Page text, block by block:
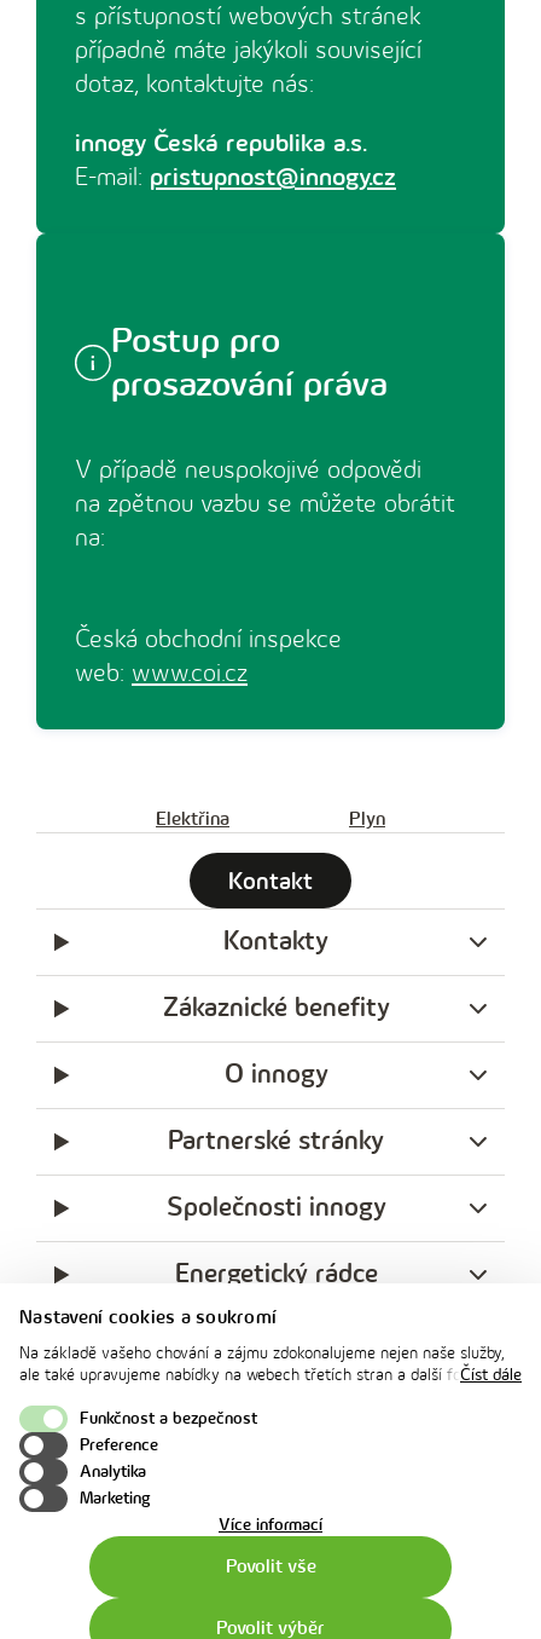
Nastavení cookies a soukromí
Na základě vašeho chování a zájmu zdokonalujeme nejen naše služby,
ale také upravujeme nabídky na webech třetích stran a další formy
souhlasu. Svoje nastavení můžete kdykoliv změnit v zápatí stránky v
„Nastavení soukromí". Více informací o tom, jak se soubory cookies a
osobními údaji pracujeme, včetně možností uplatnění vašich práv,
naleznete na webové stránce v sekci
Číst dále
Funkčnost a bezpečnost
Preference
Analytika
Marketing
Více informacío
Povolit vše
Povolit výběr
s přístupností webových stránek
případně máte jakýkoli související
dotaz, kontaktujte nás:
innogy Česká republika a.s.
E-mail: pristupnost@innogy.cz
Postup pro
prosazování práva
V případě neuspokojivé odpovědi
na zpětnou vazbu se můžete obrátit
na:
Česká obchodní inspekce
web: www.coi.cz
Elektřina Plyn
Kontakt
Kontakty
Zákaznické benefity
O innogy
Partnerské stránky
Společnosti innogy
Energetický rádce
Legislativa
Ochrana soukromí
facebook